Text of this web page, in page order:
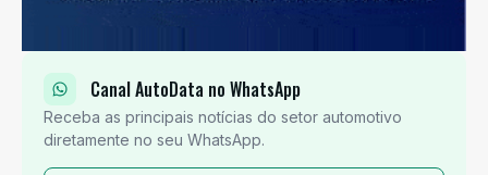
Canal AutoData no WhatsApp
Receba as principais notícias do setor automotivo
diretamente no seu WhatsApp.